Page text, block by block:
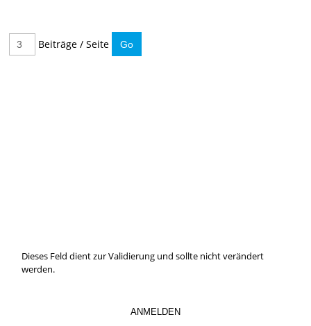
Beiträge / Seite
Dieses Feld dient zur Validierung und sollte nicht verändert
werden.